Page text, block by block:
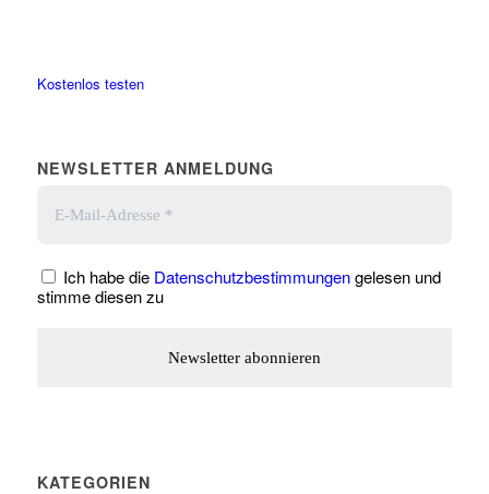
Kostenlos testen
NEWSLETTER ANMELDUNG
Ich habe die Datenschutzbestimmungengelesen und
stimme diesen zu
KATEGORIEN